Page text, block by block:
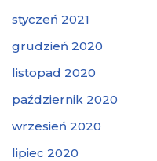
styczeń 2021
grudzień 2020
listopad 2020
październik 2020
wrzesień 2020
lipiec 2020